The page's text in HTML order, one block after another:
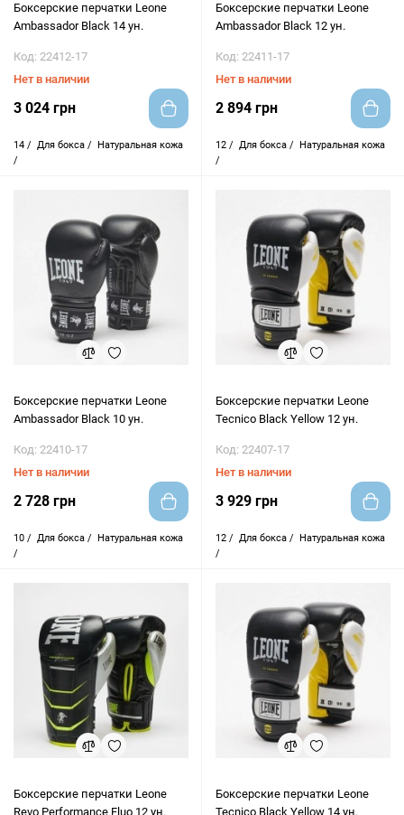
Боксерские перчатки Leone
Ambassador Black 14 ун.
Код: 22412-17
Нет в наличии
3 024 грн
14 / Для бокса / Натуральная кожа
/
Боксерские перчатки Leone
Ambassador Black 12 ун.
Код: 22411-17
Нет в наличии
2 894 грн
12 / Для бокса / Натуральная кожа
/
Боксерские перчатки Leone
Ambassador Black 10 ун.
Код: 22410-17
Нет в наличии
2 728 грн
10 / Для бокса / Натуральная кожа
/
Боксерские перчатки Leone
Tecnico Black Yellow 12 ун.
Код: 22407-17
Нет в наличии
3 929 грн
12 / Для бокса / Натуральная кожа
/
Боксерские перчатки Leone
Revo Performance Fluo 12 ун.
Боксерские перчатки Leone
Tecnico Black Yellow 14 ун.